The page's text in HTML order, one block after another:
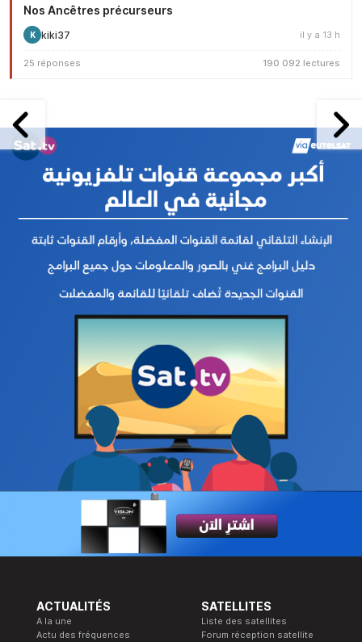
Nos Ancêtres précurseurs
K kiki37 il y a 13 h
25 réponses 190 092 lectures
ACTUALITÉS
A la une
Actu des fréquences
SATELLITES
Liste des satellites
Forum réception satellite